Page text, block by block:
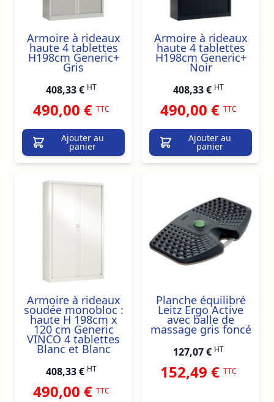
Armoire à rideaux
haute 4 tablettes
H198cm Generic+
Gris
408,33 € HT
490,00 € TTC
Ajouter au
panier
Armoire à rideaux
haute 4 tablettes
H198cm Generic+
Noir
408,33 € HT
490,00 € TTC
Ajouter au
panier
Armoire à rideaux
soudée monobloc :
haute H 198cm x
120 cm Generic
VINCO 4 tablettes
Blanc et Blanc
408,33 € HT
490,00 € TTC
Planche équilibré
Leitz Ergo Active
avec balle de
massage gris foncé
127,07 € HT
152,49 € TTC